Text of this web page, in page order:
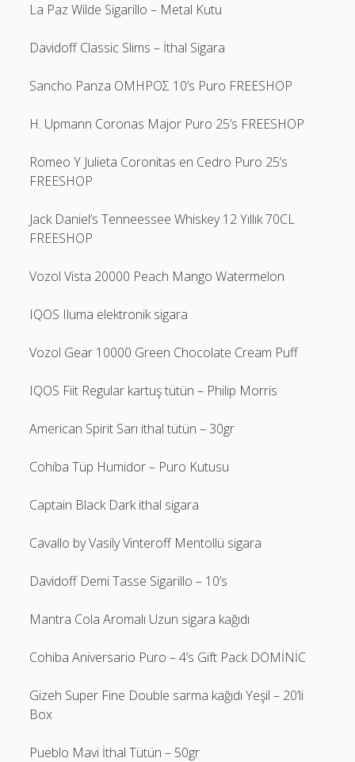
La Paz Wilde Sigarillo – Metal Kutu
Davidoff Classic Slims – İthal Sigara
Sancho Panza OMHPOΣ 10’s Puro FREESHOP
H. Upmann Coronas Major Puro 25’s FREESHOP
Romeo Y Julieta Coronitas en Cedro Puro 25’s
FREESHOP
Jack Daniel’s Tenneessee Whiskey 12 Yıllık 70CL
FREESHOP
Vozol Vista 20000 Peach Mango Watermelon
IQOS Iluma elektronik sigara
Vozol Gear 10000 Green Chocolate Cream Puff
IQOS Fiit Regular kartuş tütün – Philip Morris
American Spirit Sarı ithal tütün – 30gr
Cohiba Tüp Humidor – Puro Kutusu
Captain Black Dark ithal sigara
Cavallo by Vasily Vinteroff Mentollü sigara
Davidoff Demi Tasse Sigarillo – 10’s
Mantra Cola Aromalı Uzun sigara kağıdı
Cohiba Aniversario Puro – 4’s Gift Pack DOMİNİC
Gizeh Super Fine Double sarma kağıdı Yeşil – 20’li
Box
Pueblo Mavi İthal Tütün – 50gr